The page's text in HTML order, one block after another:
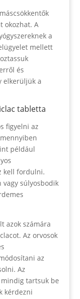
okozhat. A
a
mellett
és
elkerüljük a
tabletta
figyelni az
például
kell fordulni.
vagy súlyosbodik
azok számára
Az orvosok
az
Az
tartsuk be
kérdezni